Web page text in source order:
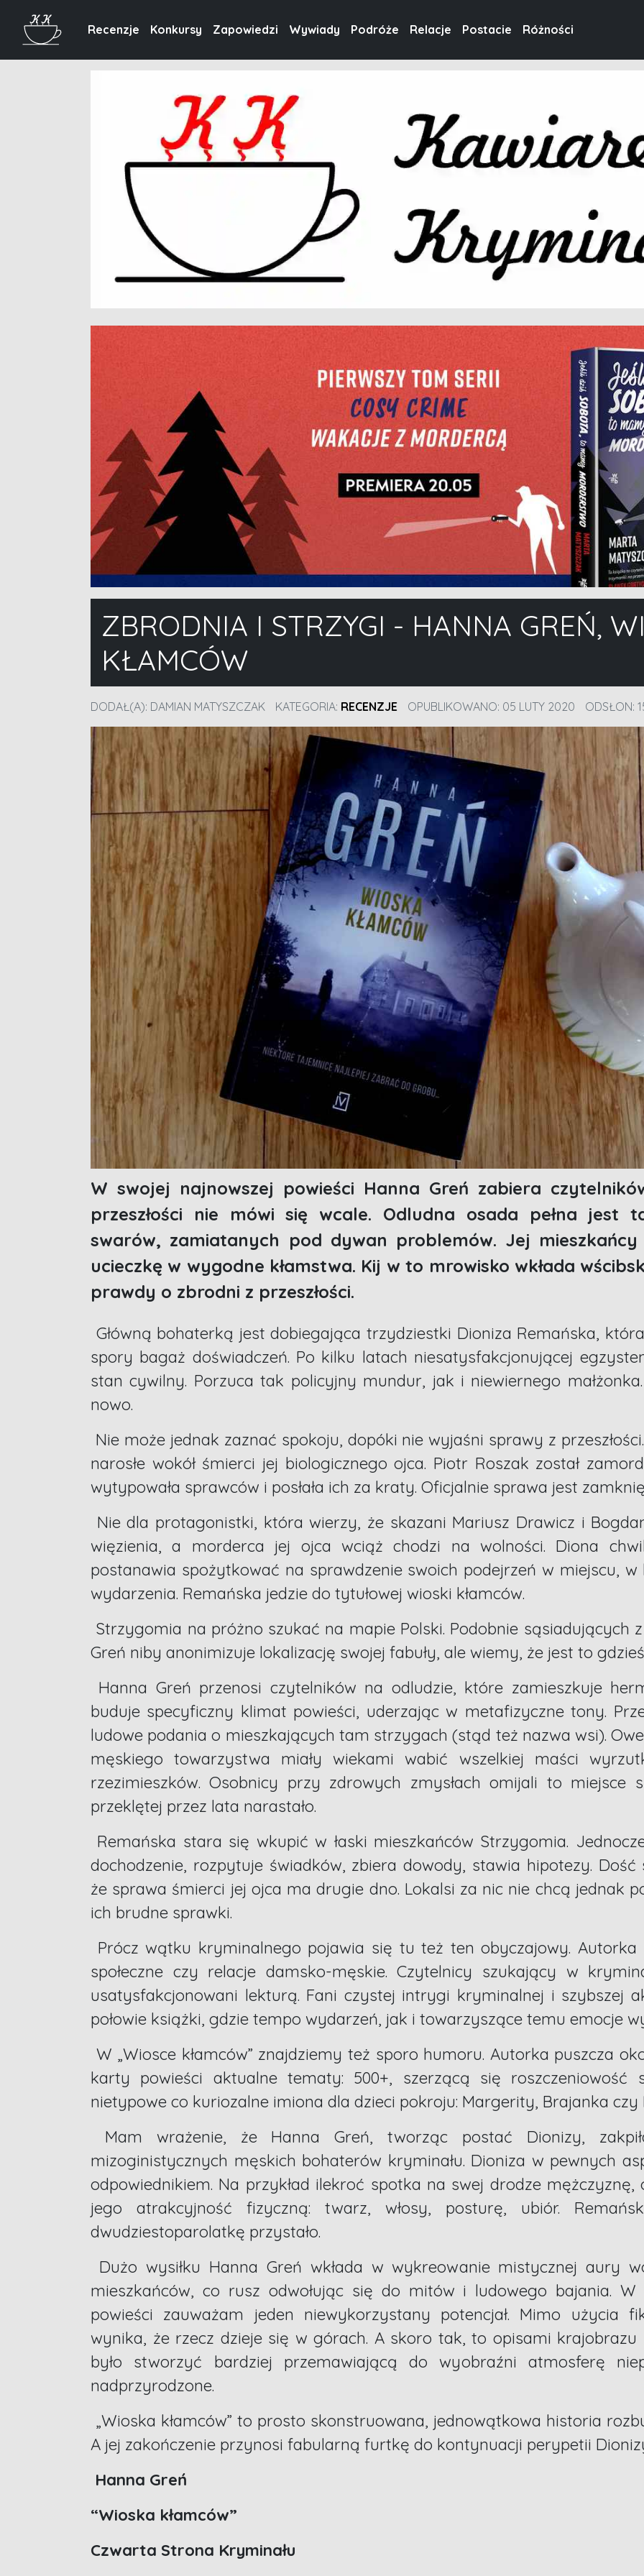
Recenzje Konkursy Zapowiedzi Wywiady Podróże Relacje Postacie Różności
ZBRODNIA I STRZYGI - HANNA GREŃ,
KŁAMCÓW
DODAŁ(A): DAMIAN MATYSZCZAK KATEGORIA: RECENZJE OPUBLIKOWANO: 05 LUTY 2020 ODSŁON:
W swojej najnowszej powieści Hanna Greń zabiera
przeszłości nie mówi się wcale. Odludna osada pełna jest
swarów, zamiatanych pod dywan problemów. Jej
ucieczkę w wygodne kłamstwa. Kij w to mrowisko wkłada
prawdy o zbrodni z przeszłości.
Główną bohaterką jest dobiegająca trzydziestki Dioniza Remańska,
spory bagaż doświadczeń. Po kilku latach niesatysfakcjonującej
stan cywilny. Porzuca tak policyjny mundur, jak i niewiernego
nowo.
Nie może jednak zaznać spokoju, dopóki nie wyjaśni sprawy z
narosłe wokół śmierci jej biologicznego ojca. Piotr Roszak został
wytypowała sprawców i posłała ich za kraty. Oficjalnie sprawa jest
Nie dla protagonistki, która wierzy, że skazani Mariusz Drawicz i
więzienia, a morderca jej ojca wciąż chodzi na wolności. Diona
postanawia spożytkować na sprawdzenie swoich podejrzeń w miejscu,
wydarzenia. Remańska jedzie do tytułowej wioski kłamców.
Strzygomia na próżno szukać na mapie Polski. Podobnie sąsiadujących
Greń niby anonimizuje lokalizację swojej fabuły, ale wiemy, że jest to
Hanna Greń przenosi czytelników na odludzie, które zamieszkuje
buduje specyficzny klimat powieści, uderzając w metafizyczne tony.
ludowe podania o mieszkających tam strzygach (stąd też nazwa wsi).
męskiego towarzystwa miały wiekami wabić wszelkiej maści
rzezimieszków. Osobnicy przy zdrowych zmysłach omijali to miejsce
przeklętej przez lata narastało.
Remańska stara się wkupić w łaski mieszkańców Strzygomia.
dochodzenie, rozpytuje świadków, zbiera dowody, stawia hipotezy.
że sprawa śmierci jej ojca ma drugie dno. Lokalsi za nic nie chcą jednak
ich brudne sprawki.
Prócz wątku kryminalnego pojawia się tu też ten obyczajowy.
społeczne czy relacje damsko-męskie. Czytelnicy szukający w
usatysfakcjonowani lekturą. Fani czystej intrygi kryminalnej i szybszej
połowie książki, gdzie tempo wydarzeń, jak i towarzyszące temu emocje
W „Wiosce kłamców” znajdziemy też sporo humoru. Autorka puszcza
karty powieści aktualne tematy: 500+, szerzącą się roszczeniowość
nietypowe co kuriozalne imiona dla dzieci pokroju: Margerity, Brajanka czy
Mam wrażenie, że Hanna Greń, tworząc postać Dionizy,
mizoginistycznych męskich bohaterów kryminału. Dioniza w pewnych
odpowiednikiem. Na przykład ilekroć spotka na swej drodze
jego atrakcyjność fizyczną: twarz, włosy, posturę, ubiór.
dwudziestoparolatkę przystało.
Dużo wysiłku Hanna Greń wkłada w wykreowanie mistycznej aury
mieszkańców, co rusz odwołując się do mitów i ludowego bajania.
powieści zauważam jeden niewykorzystany potencjał. Mimo użycia
wynika, że rzecz dzieje się w górach. A skoro tak, to opisami krajobrazu
było stworzyć bardziej przemawiającą do wyobraźni atmosferę
nadprzyrodzone.
„Wioska kłamców” to prosto skonstruowana, jednowątkowa historia
A jej zakończenie przynosi fabularną furtkę do kontynuacji perypetii
Hanna Greń
“Wioska kłamców”
Czwarta Strona Kryminału